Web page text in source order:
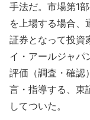
手法だ。市場第1
を上場する場合、
証券となって投資
イ・アールジャパ
評価（調査・確認
言・指導する、東
してついた。